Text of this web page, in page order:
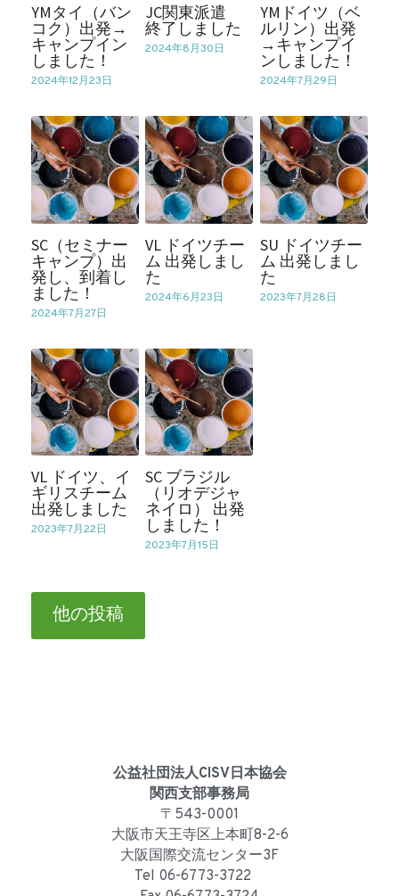
YMタイ（バン
コク）出発→
キャンプイン
しました！
2024年12月23日
JC関東派遣
終了しました
2024年8月30日
YMドイツ（ベ
ルリン）出発
→キャンプイ
ンしました！
2024年7月29日
SC（セミナー
キャンプ）出
発し、到着し
ました！
2024年7月27日
VL ドイツチー
ム 出発しまし
た
2024年6月23日
SU ドイツチー
ム 出発しまし
た
2023年7月28日
VL ドイツ、イ
ギリスチーム
出発しました
2023年7月22日
SC ブラジル
（リオデジャ
ネイロ） 出発
しました！
2023年7月15日
他の投稿
公益社団法人CISV日本協会
関西支部事務局
〒543-0001
大阪市天王寺区上本町8-2-6
大阪国際交流センター3F
Tel 06-6773-3722